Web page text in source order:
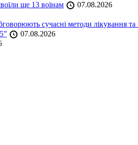
ще 13 воїнам
07.08.2026
сучасні методи лікування та
07.08.2026